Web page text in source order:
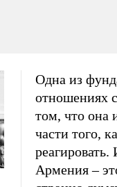
Одна из
отношениях
том, что она
части того,
Армения –